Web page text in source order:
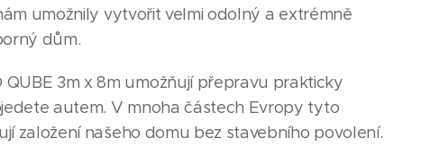
umožnily vytvořit velmi odolný a extrémně
dům.
QUBE 3m x 8m umožňují přepravu prakticky
autem. V mnoha částech Evropy tyto
založení našeho domu bez stavebního povolení.